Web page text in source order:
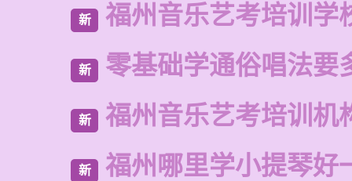
新 福州音乐艺考培训学
新 零基础学通俗唱法要
新 福州音乐艺考培训机
新 福州哪里学小提琴好